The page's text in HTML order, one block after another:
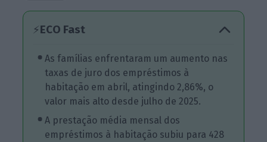
⚡ECO Fast
As famílias enfrentaram um aumento nas
taxas de juro dos empréstimos à
habitação em abril, atingindo 2,86%, o
valor mais alto desde julho de 2025.
A prestação média mensal dos
empréstimos à habitação subiu para 428